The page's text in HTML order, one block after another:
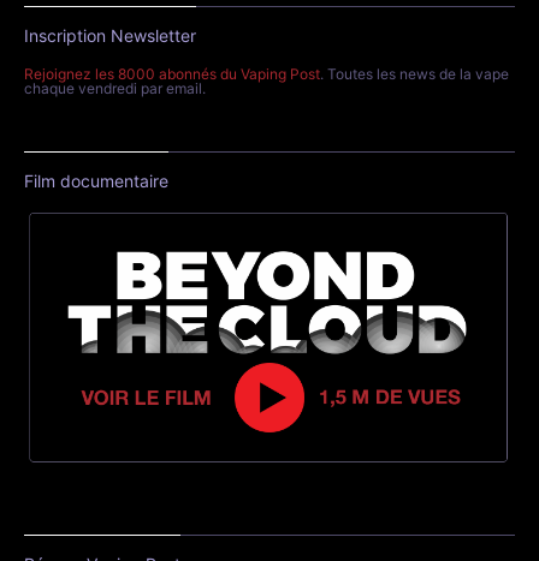
Inscription Newsletter
Rejoignez les 8000 abonnés du Vaping Post. Toutes les news de la vape
chaque vendredi par email.
Film documentaire